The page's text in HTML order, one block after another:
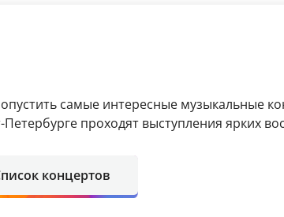
самые интересные музыкальные
Петербурге проходят выступления ярких
концертов